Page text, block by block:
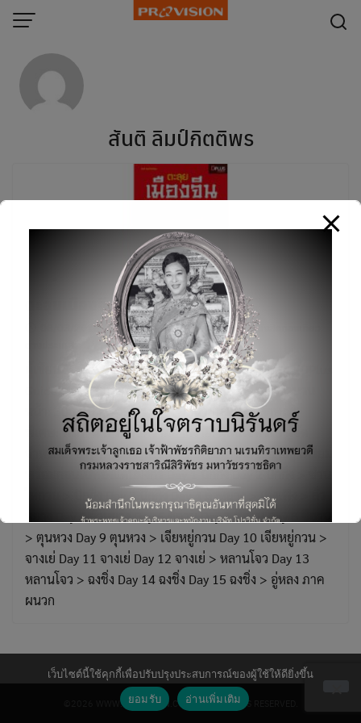
Skip
content
สันติ ลิมป์กิตติพร
ตะลุยเมืองจีน
08/03/2018 หนังสือ หนังสือ out of print,หนังสือท่องเที่ยว
ผู้เขียน : สันติ ลิมป์กิตติพร ประเภทหนังสือ: ท่องเที่ยว(DPlus
Guide) รายละเอียดสินค้า ขนาด: 14.9*18.8 ซม. จำนวน
หน้า: 300 หน้า พิมพ์ครั้งที่ 1: มิถุนายน 2557 ลักษณะ
พิเศษ: พิมพ์ 4 สี ระดับความยากง่าย: ผู้สนใจทั่วไป ผู้จัด
จำหน่าย: บริษัท ซีเอ็ดยูเคชั่น จำกัด (มหาชน) สารบัญ เตรียม
พร้อมก่อนไปท่องแดนมังกร Day 1 ปักกิ่ง Day 2 ปักกิ่ง > ซำน
ไห่กวน > ปักกิ่ง Day 3 ปักกิ่ง Day 4 ลั่วหยาง > เติ้งเฟิง > ลั่ว
หยาง Day 5 ลั่วหยาง Day 6 ซีอาน Day 7 ซีอาน Day 8 ซีอาน
> ตุนหวง Day 9 ตุนหวง > เจียหยู่กวน Day 10 เจียหยู่กวน >
จางเย่ Day 11 จางเย่ Day 12 จางเย่ > หลานโจว Day 13
หลานโจว > ฉงชิ่ง Day 14 ฉงชิ่ง Day 15 ฉงชิ่ง > อู่หลง ภาค
ผนวก
©2026 WWW.PROVISION.CO.TH. ALL RIGHTS RESERVED.
เว็บไซต์นี้ใช้คุกกี้เพื่อปรับปรุงประสบการณ์ของผู้ใช้ให้ดียิ่งขึ้น
ยอมรับ
อ่านเพิ่มเติม
modal-check